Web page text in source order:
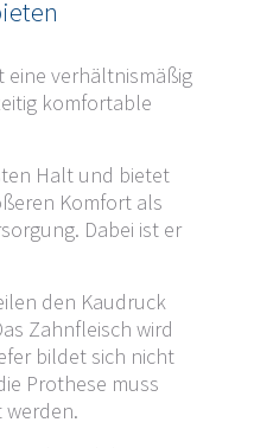
eine verhältnismäßig
komfortable
Halt und bietet
Komfort als
Dabei ist er
den Kaudruck
Zahnfleisch wird
bildet sich nicht
Prothese muss